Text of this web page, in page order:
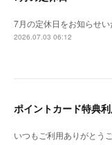
7月の定休日をお知らせい
2026.07.03 06:12
ポイントカード特典
いつもご利用ありがとう